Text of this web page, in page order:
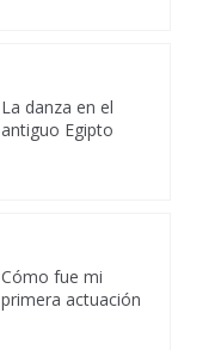
La danza en el
antiguo Egipto
Cómo fue mi
primera actuación